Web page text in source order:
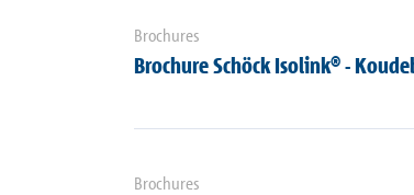
Brochures
Brochure Schöck Isolink® -
Brochures